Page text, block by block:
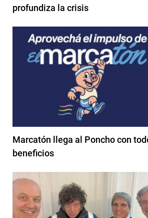
profundiza la crisis
Marcatón llega al Poncho con
beneficios